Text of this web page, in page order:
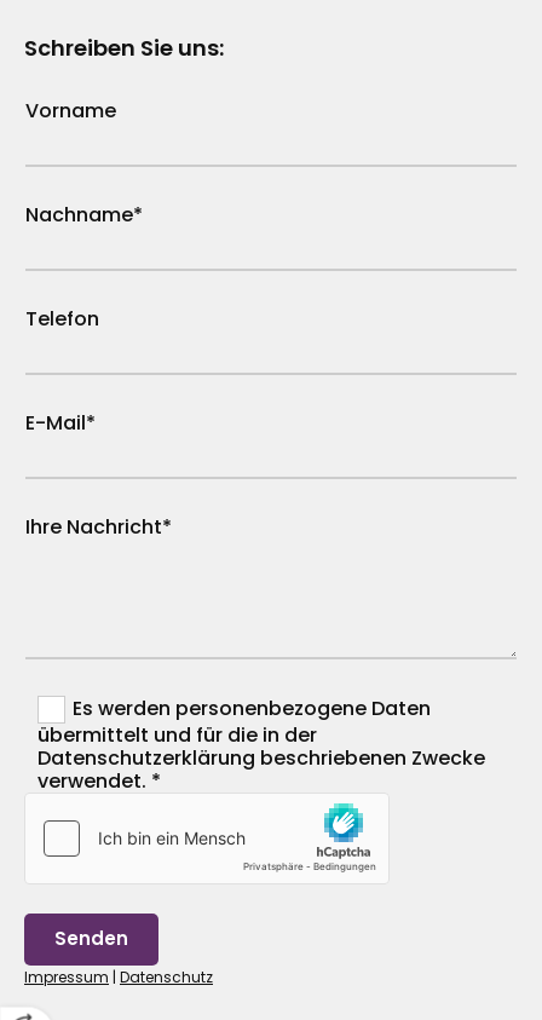
Schreiben Sie uns:
Vorname
Nachname*
Telefon
E-Mail*
Ihre Nachricht*
Es werden personenbezogene Daten
übermittelt und für die in der
Datenschutzerklärung beschriebenen Zwecke
verwendet. *
Impressum | Datenschutz